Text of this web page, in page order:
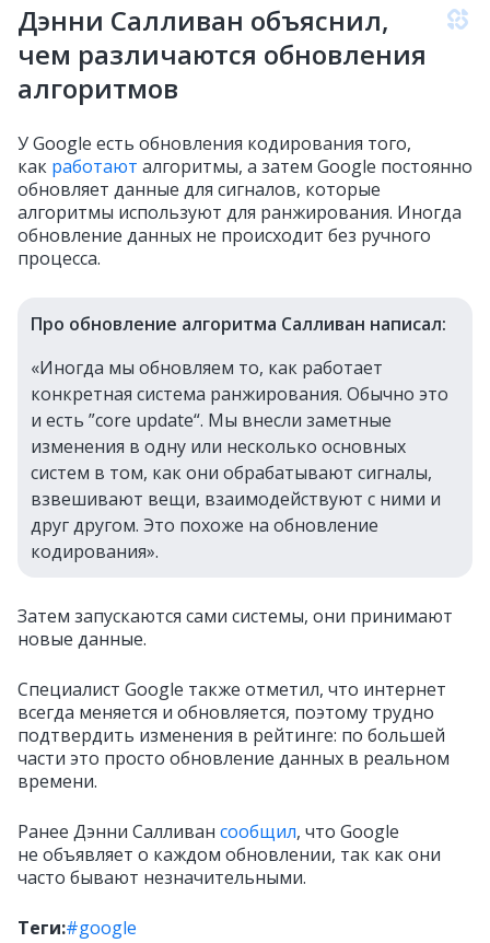
Дэнни Салливан объяснил,
чем различаются обновления
алгоритмов
У Google есть обновления кодирования того,
как работают алгоритмы, а затем Google постоянно
обновляет данные для сигналов, которые
алгоритмы используют для ранжирования. Иногда
обновление данных не происходит без ручного
процесса.
Про обновление алгоритма Салливан написал:
«Иногда мы обновляем то, как работает
конкретная система ранжирования. Обычно это
и есть ”core update“. Мы внесли заметные
изменения в одну или несколько основных
систем в том, как они обрабатывают сигналы,
взвешивают вещи, взаимодействуют с ними и
друг другом. Это похоже на обновление
кодирования».
Затем запускаются сами системы, они принимают
новые данные.
Специалист Google также отметил, что интернет
всегда меняется и обновляется, поэтому трудно
подтвердить изменения в рейтинге: по большей
части это просто обновление данных в реальном
времени.
Ранее Дэнни Салливан сообщил, что Google
не объявляет о каждом обновлении, так как они
часто бывают незначительными.
Теги:#google